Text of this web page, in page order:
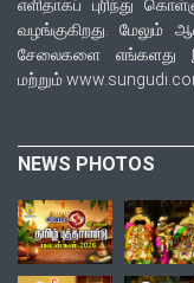
எளிதாகப் புரிந்து
வழங்குகிறது. மேலும்
சேலைகளை எங்களது
மற்றும்
NEWS PHOTOS